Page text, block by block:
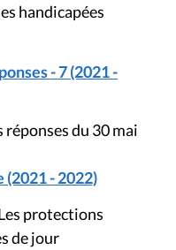
handicapées
- 7 (2021 -
du 30 mai
(2021 - 2022)
protections
de jour